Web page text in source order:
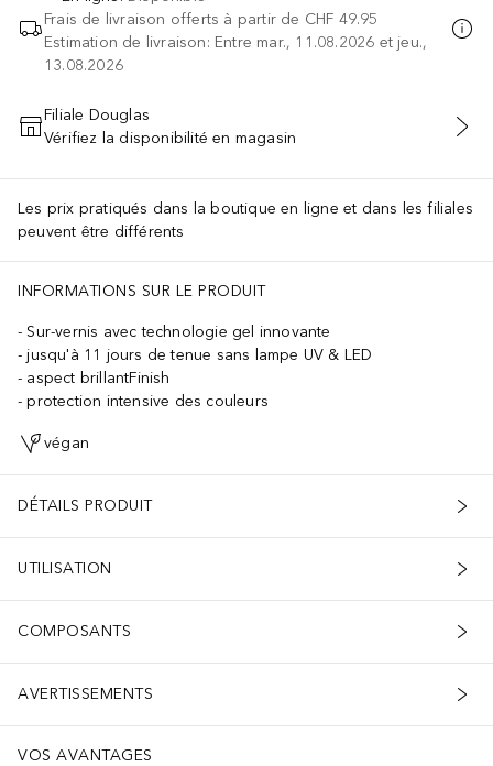
Frais de livraison offerts à partir de CHF 49.95
Estimation de livraison: Entre mar., 11.08.2026 et jeu.,
13.08.2026
AJOUTER AU PANIER
Filiale Douglas
Vérifiez la disponibilité en magasin
Les prix pratiqués dans la boutique en ligne et dans les filiales
peuvent être différents
INFORMATIONS SUR LE PRODUIT
Sur-vernis avec technologie gel innovante
jusqu'à 11 jours de tenue sans lampe UV & LED
aspect brillantFinish
protection intensive des couleurs
végan
DÉTAILS PRODUIT
UTILISATION
COMPOSANTS
AVERTISSEMENTS
VOS AVANTAGES